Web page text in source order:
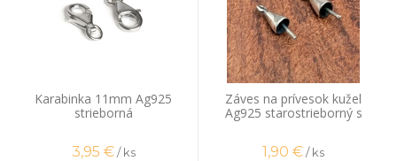
Karabinka 11mm Ag925
strieborná
3,95 € / ks
Záves na prívesok kužel
Ag925 starostrieborný s
1,90 €/ ks